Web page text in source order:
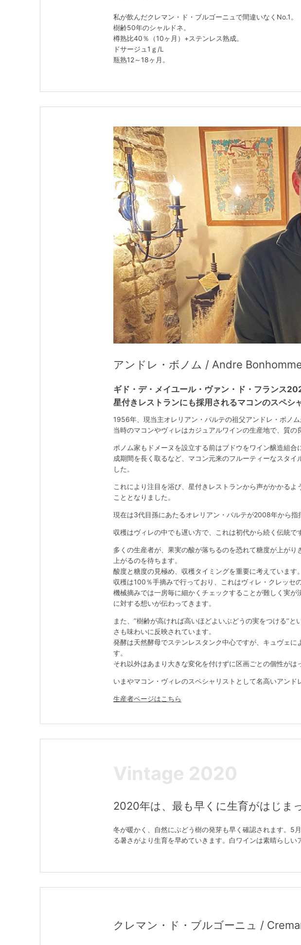
私が飲んだクレマン・ド・ブルゴーニュで間違いなくNo.1。
樹齢50年のシャルドネ。
樽熟比40％（10ヶ月）+ステンレス熟成。
ドサージュ1ｇ/L
瓶熟12～18ヶ月。
アンドレ・ボノム / Andre
ギド・デ・メイユール・ヴァン・ド・フランス
星付きレストランにも採用されるマコンのスペシ
1956年、現当主オレリアン・パルテの祖父アンドレ・ボノ
当時のマコンやヴィレはカジュアルワインの生産地で、質の
ボノム家もドメーヌを設立する前はブドウをワイン醸造組
成期間を長く取るなど、マコン元来のフルーティーなスタ
した。
これにより注目を浴び、星付きレストランから声がかかる
こととなりました。
現在は3代目孫にあたるオレリアン・パルテが2008年から指
収穫はヴィレの中でも遅い方で、これは初代から続く伝統で
多くの生産者が、果実の酸が落ちるのを恐れて糖度が上が
上がるのを待ちます。
酸度と糖度の見極め、収穫タイミングを重要に考えています。
収穫は100％手摘みで行っており、これはヴィレ・クレッセ
機械摘みでは一房毎に細かくチェックすることが難しく実
に対する想いが伝わってきます。
また、’’樹齢が高ければ高いほどよいぶどうの実をつける’’
さも味わいに反映されています。
発酵は天然酵母でステンレスタンク中心ですが、キュヴェ
す。
それ以外はあまり大きな変化を付けずに区画ごとの個性がは
いまやマコン・ヴィレのスペシャリストとして名高いアンド
生産者ページはこちら
Vintage 2020
2020年は、最も早くに生育がはじま
冬が暖かく、自然にぶどう樹の発芽も早く確認されます。5
る暑さがより生育を早めていきます。白ワインは素晴らし
クレマン・ド・ブルゴーニュ /